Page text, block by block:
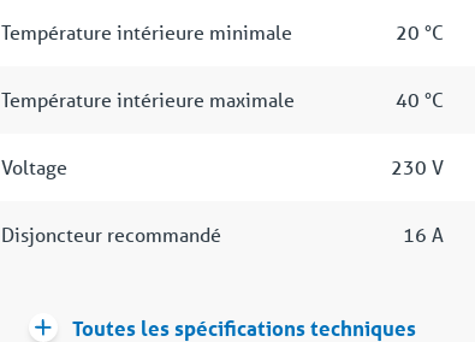
Température intérieure minimale 20 °C
Température intérieure maximale 40 °C
Voltage 230 V
Disjoncteur recommandé 16 A
Toutes les spécifications techniques